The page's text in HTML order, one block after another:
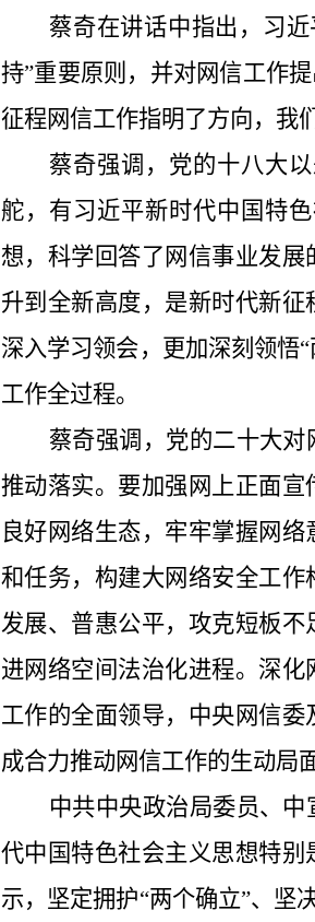
蔡奇在讲话中指出，习
持”重要原则，并对网信工作
征程网信工作指明了方向，我
蔡奇强调，党的十八大
舵，有习近平新时代中国特
想，科学回答了网信事业发
升到全新高度，是新时代新
深入学习领会，更加深刻领悟
工作全过程。
蔡奇强调，党的二十大
推动落实。要加强网上正面
良好网络生态，牢牢掌握网
和任务，构建大网络安全工
发展、普惠公平，攻克短板
进网络空间法治化进程。深
工作的全面领导，中央网信
成合力推动网信工作的生动局
中共中央政治局委员、
代中国特色社会主义思想特
示，坚定拥护“两个确立”、坚